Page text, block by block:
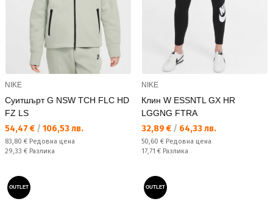
NIKE
Суитшърт G NSW TCH FLC HD
FZ LS
Текуща цена:
54,47 € / 106,53 лв.
Редовна цена:
83,80 € Редовна цена
Спестявате:
29,33 € Разлика
NIKE
Клин W ESSNTL GX HR
LGGNG FTRA
Текуща цена:
32,89 € / 64,33 лв.
Редовна цена:
50,60 € Редовна цена
Спестявате:
17,71 € Разлика
OUTLET OUTLET